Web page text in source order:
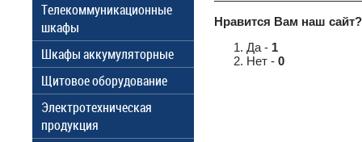
Нравится Вам наш сайт?
Да - 1
Нет - 0
Телекоммуникационные
шкафы
Шкафы аккумуляторные
Щитовое оборудование
Электротехническая
продукция